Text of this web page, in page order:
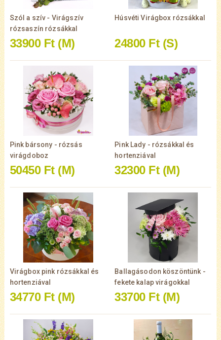
Szól a szív - Virágszív
rózsaszín rózsákkal
33900 Ft (M)
Húsvéti Virágbox rózsákkal
24800 Ft (S)
Pink bársony - rózsás
virágdoboz
50450 Ft (M)
Pink Lady - rózsákkal és
hortenziával
32300 Ft (M)
Virágbox pink rózsákkal és
hortenziával
34770 Ft (M)
Ballagásodon köszöntünk -
fekete kalap virágokkal
33700 Ft (M)